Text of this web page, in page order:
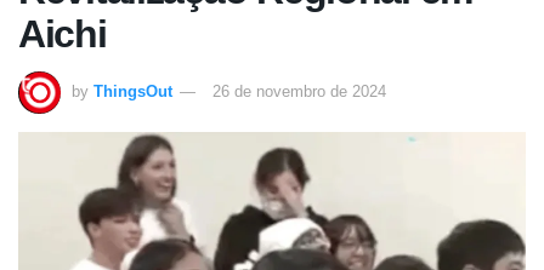
Aichi
by ThingsOut 26 de novembro de 2024